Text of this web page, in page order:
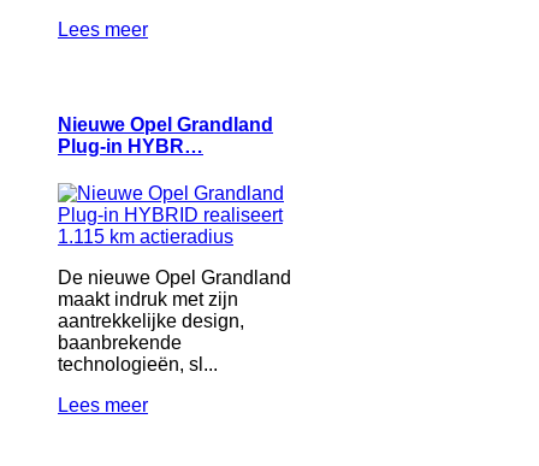
Lees meer
Nieuwe Opel Grandland
Plug-in HYBR…
De nieuwe Opel Grandland
maakt indruk met zijn
aantrekkelijke design,
baanbrekende
technologieën, sl...
Lees meer